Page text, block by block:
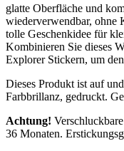
glatte Oberfläche und
wiederverwendbar, ohne
tolle Geschenkidee für
Kombinieren Sie dieses
Explorer Stickern, um
Dieses Produkt ist auf
Farbbrillanz, gedruckt.
Achtung!
36 Monaten.